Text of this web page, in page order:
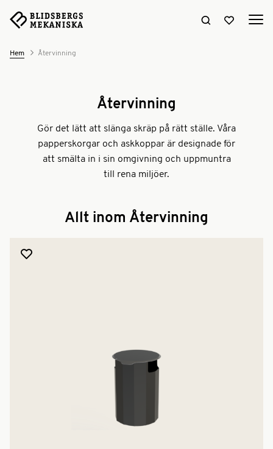
Sök hemsidan
Visa
Hem Återvinning
Återvinning
Gör det lätt att slänga skräp på rätt ställe. Våra
papperskorgar och askkoppar är designade för
att smälta in i sin omgivning och uppmuntra
till rena miljöer.
Allt inom Återvinning
Lägg till produkt i favoriter